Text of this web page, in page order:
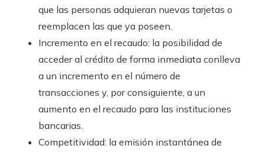
que las personas adquieran nuevas tarjetas o
reemplacen las que ya poseen.
Incremento en el recaudo: la posibilidad de
acceder al crédito de forma inmediata conlleva
a un incremento en el número de
transacciones y, por consiguiente, a un
aumento en el recaudo para las instituciones
bancarias.
Competitividad: la emisión instantánea de